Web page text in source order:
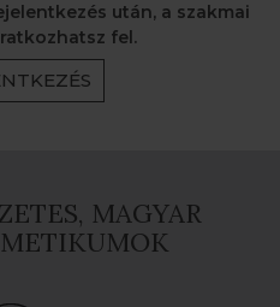
után, a szakmai
fel.
MAGYAR